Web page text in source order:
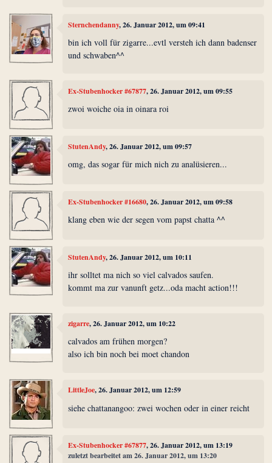
Sternchendanny, 26. Januar 2012, um 09:41
bin ich voll für zigarre...evtl versteh ich dann badenser
und schwaben^^
Ex-Stubenhocker #67877, 26. Januar 2012, um 09:55
zwoi woiche oia in oinara roi
StutenAndy, 26. Januar 2012, um 09:57
omg, das sogar für mich nich zu analüsieren...
Ex-Stubenhocker #16680, 26. Januar 2012, um 09:58
klang eben wie der segen vom papst chatta ^^
StutenAndy, 26. Januar 2012, um 10:11
ihr solltet ma nich so viel calvados saufen.
kommt ma zur vanunft getz...oda macht action!!!
zigarre, 26. Januar 2012, um 10:22
calvados am frühen morgen?
also ich bin noch bei moet chandon
LittleJoe, 26. Januar 2012, um 12:59
siehe chattanangoo: zwei wochen oder in einer reicht
Ex-Stubenhocker #67877, 26. Januar 2012, um 13:19
zuletzt bearbeitet am 26. Januar 2012, um 13:20